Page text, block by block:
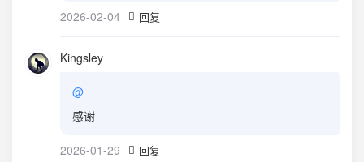
2026-02-04 回复
Kingsley
@
感谢
2026-01-29 回复